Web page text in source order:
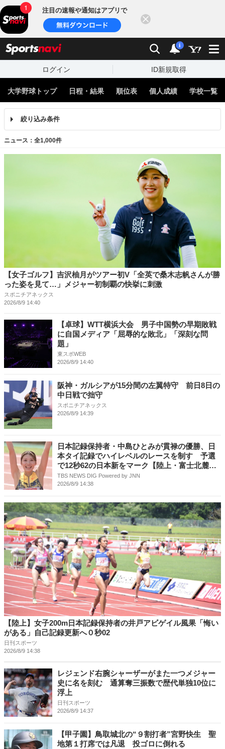
注目の速報や通知はアプリで
検索 通知
i
ログイン ID新規取得
大学野球トップ 日程・結果 順位表 個人成績 学校一覧
絞り込み条件
ニュース：全1,000件
【女子ゴルフ】吉沢柚月がツアー初V「全英で桑木志帆さんが勝
った姿を見て…」メジャー初制覇の快挙に刺激
スポニチアネックス
2026/8/9 14:40
【卓球】WTT横浜大会 男子中国勢の早期敗戦
に自国メディア「屈辱的な敗北」「深刻な問
題」
東スポWEB
2026/8/9 14:40
阪神・ガルシアが15分間の左翼特守 前日8日の
中日戦で拙守
スポニチアネックス
2026/8/9 14:39
日本記録保持者・中島ひとみが貫禄の優勝、日
本タイ記録でハイレベルのレースを制す 予選
で12秒62の日本新をマーク【陸上・富士北麓ワ
ールドトライアル】
TBS NEWS DIG Powered by JNN
2026/8/9 14:38
【陸上】女子200m日本記録保持者の井戸アビゲイル風果「悔い
がある」自己記録更新へ０秒02
日刊スポーツ
2026/8/9 14:38
レジェンド右腕シャーザーがまた一つメジャー
史に名を刻む 通算奪三振数で歴代単独10位に
浮上
日刊スポーツ
2026/8/9 14:37
【甲子園】鳥取城北の“９割打者”宮野快生 聖
地第１打席では凡退 投ゴロに倒れる